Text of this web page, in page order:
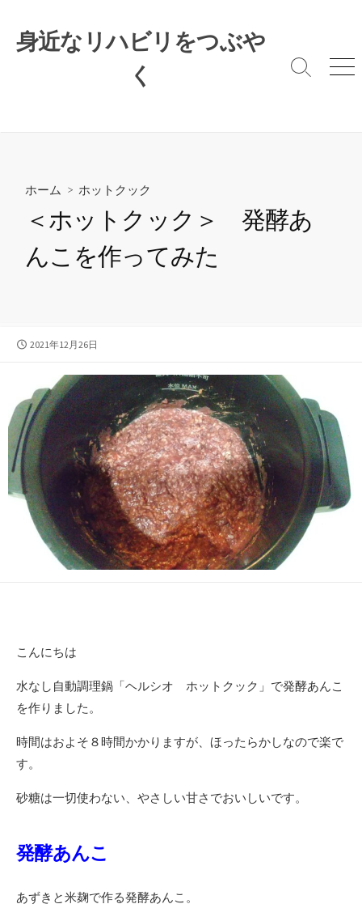
ス
身近なリハビリをつぶや
く
検
メ
ホーム > ホットクック
＜ホットクック＞ 発酵あ
んこを作ってみた
公
2021年12月26日
こんにちは
水なし自動調理鍋「ヘルシオ ホットクック」で発酵あんこ
を作りました。
時間はおよそ８時間かかりますが、ほったらかしなので楽で
す。
砂糖は一切使わない、やさしい甘さでおいしいです。
発酵あんこ
あずきと米麹で作る発酵あんこ。